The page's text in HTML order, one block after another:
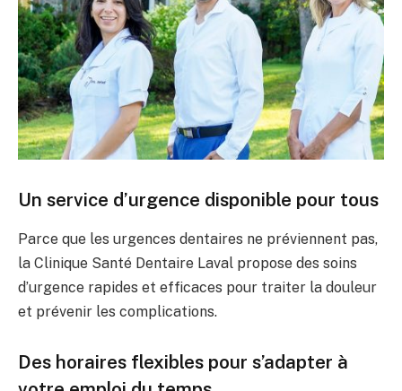
Un service d’urgence disponible pour tous
Parce que les urgences dentaires ne préviennent pas,
la Clinique Santé Dentaire Laval propose des soins
d’urgence rapides et efficaces pour traiter la douleur
et prévenir les complications.
Des horaires flexibles pour s’adapter à